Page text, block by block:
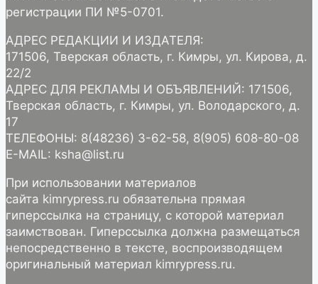
регистрации ПИ №5-0701.
АДРЕС РЕДАКЦИИ И ИЗДАТЕЛЯ:
171506, Тверская область, г. Кимры, ул. Кирова, д.
22/2
АДРЕС ДЛЯ РЕКЛАМЫ И ОБЪЯВЛЕНИЙ: 171506,
Тверская область, г. Кимры, ул. Володарского, д.
17
ТЕЛЕФОНЫ: 8(48236) 3-62-58, 8(905) 608-80-08
E-MAIL: ksha@list.ru
При использовании материалов
сайта kimrypress.ru обязательна прямая
гиперссылка на страницу, с которой материал
заимствован. Гиперссылка должна размещаться
непосредственно в тексте, воспроизводящем
оригинальный материал kimrypress.ru.